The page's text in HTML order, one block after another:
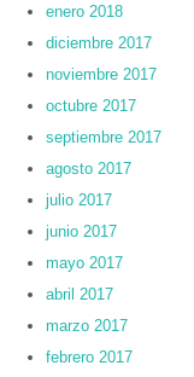
enero 2018
diciembre 2017
noviembre 2017
octubre 2017
septiembre 2017
agosto 2017
julio 2017
junio 2017
mayo 2017
abril 2017
marzo 2017
febrero 2017